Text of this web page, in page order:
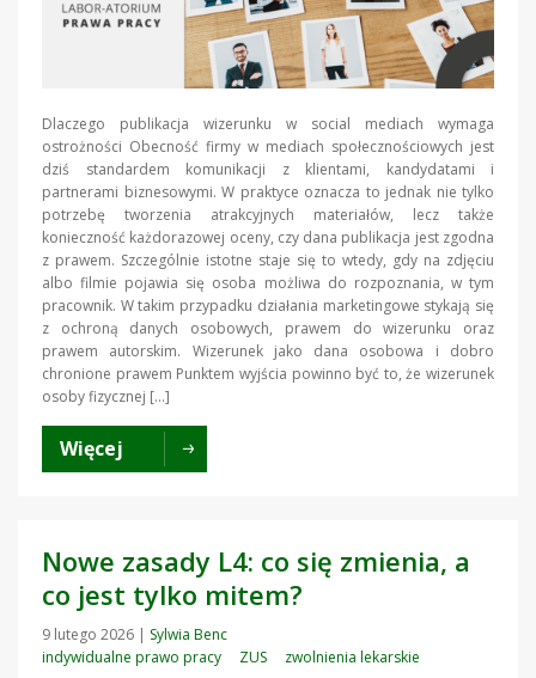
Dlaczego publikacja wizerunku w social mediach wymaga
ostrożności Obecność firmy w mediach społecznościowych jest
dziś standardem komunikacji z klientami, kandydatami i
partnerami biznesowymi. W praktyce oznacza to jednak nie tylko
potrzebę tworzenia atrakcyjnych materiałów, lecz także
konieczność każdorazowej oceny, czy dana publikacja jest zgodna
z prawem. Szczególnie istotne staje się to wtedy, gdy na zdjęciu
albo filmie pojawia się osoba możliwa do rozpoznania, w tym
pracownik. W takim przypadku działania marketingowe stykają się
z ochroną danych osobowych, prawem do wizerunku oraz
prawem autorskim. Wizerunek jako dana osobowa i dobro
chronione prawem Punktem wyjścia powinno być to, że wizerunek
osoby fizycznej […]
Więcej
Nowe zasady L4: co się zmienia, a
co jest tylko mitem?
9 lutego 2026 | Sylwia Benc
indywidualne prawo pracy
ZUS zwolnienia lekarskie